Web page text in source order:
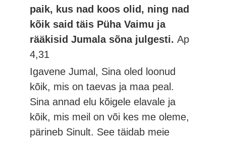
paik, kus nad koos olid, ning nad
kõik said täis Püha Vaimu ja
rääkisid Jumala sõna julgesti.Ap
4,31
Igavene Jumal, Sina oled loonud
kõik, mis on taevas ja maa peal.
Sina annad elu kõigele elavale ja
kõik, mis meil on või kes me oleme,
pärineb Sinult. See täidab meie